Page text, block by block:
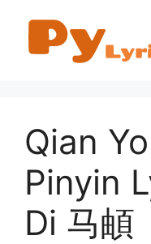
content
Qian
Pinyin
Di 马頔